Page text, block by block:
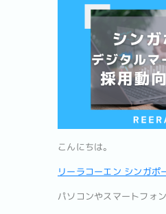
こんにちは。
リーラコーエン シンガポ
パソコンやスマートフォ